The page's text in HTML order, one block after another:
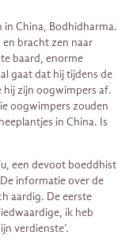
in China, Bodhidharma.
bracht zen naar
baard, enorme
gaat dat hij tijdens de
hij zijn oogwimpers af.
oogwimpers zouden
in China. Is
een devoot boeddhist
informatie over de
aardig. De eerste
ik heb
verdienste’.